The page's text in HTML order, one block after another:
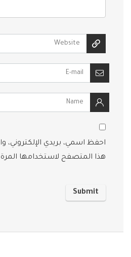
احفظ اسمي، بريدي الإلكتروني،
هذا المتصفح لاستخدامها